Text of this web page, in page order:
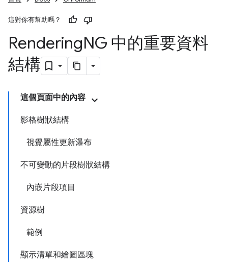
這對你有幫助嗎？
RenderingNG 中的重要資料
結構
這個頁面中的內容
影格樹狀結構
視覺屬性更新瀑布
不可變動的片段樹狀結構
內嵌片段項目
資源樹
範例
顯示清單和繪圖區塊